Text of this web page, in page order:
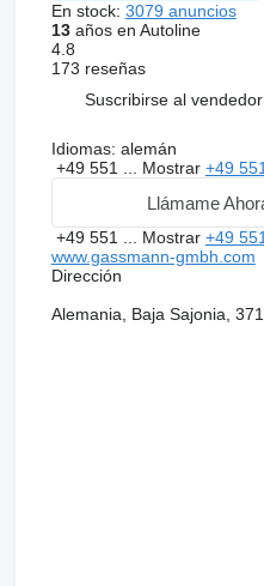
En stock: 3079 anuncios
13años en Autoline
4.8
173 reseñas
Suscribirse al vendedor
Idiomas: alemán
+49 551 ... Mostrar +49
Llámame
+49 551 ... Mostrar +49
www.gassmann-gmbh.com
Dirección
Alemania, Baja Sajonia,